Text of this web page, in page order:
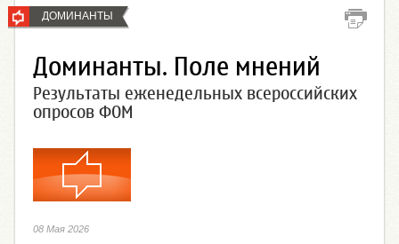
ДОМИНАНТЫ
Доминанты. Поле мнений
Результаты еженедельных всероссийских
опросов ФОМ
08 Мая 2026